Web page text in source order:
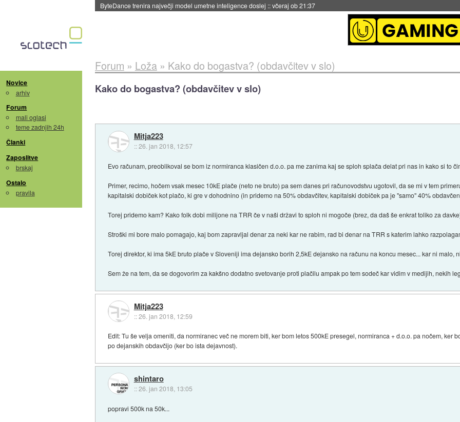
Spletne strani začele streči oglase za agente umetne inteligence::včeraj ob 21:23
Novice
arhiv
Forum
mali oglasi
teme zadnjih 24h
Članki
Zaposlitve
brskaj
Ostalo
pravila
Forum » Loža» Kako do bogastva? (obdavčitev v slo)
Kako do bogastva? (obdavčitev v slo)
Mitja223
::26. jan 2018, 12:57
Evo računam, preoblikoval se bom iz normiranca klasičen d.o.o. pa me zanima kaj se sploh splača delat pri nas in kako si to
Primer, recimo, hočem vsak mesec 10kE plače (neto ne bruto) pa sem danes pri računovodstvu ugotovil, da se mi v tem
kapitalski dobiček kot plačo, ki gre v dohodnino (in pridemo na 50% obdavčitev, kapitalski dobiček pa je "samo" 40%
Torej pridemo kam? Kako folk dobi milijone na TRR če v naši državi to sploh ni mogoče (brez, da daš še enkrat toliko za
Stroški mi bore malo pomagajo, kaj bom zapravljal denar za neki kar ne rabim, rad bi denar na TRR s katerim lahko
Torej direktor, ki ima 5kE bruto plače v Sloveniji ima dejansko borih 2,5kE dejansko na računu na koncu mesec... kar ni malo,
Sem že na tem, da se dogovorim za kakšno dodatno svetovanje proti plačilu ampak po tem sodeč kar vidim v medijih, nekih
Mitja223
::26. jan 2018, 12:59
Edit: Tu še velja omeniti, da normiranec več ne morem biti, ker bom letos 500kE presegel, normiranca + d.o.o. pa nočem, ker
po dejanskih obdavčijo (ker bo ista dejavnost).
shintaro
::26. jan 2018, 13:05
popravi 500k na 50k...